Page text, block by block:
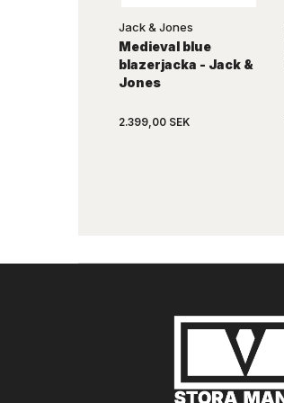
Jack & Jones
Medieval blue
blazerjacka - Jack &
Jones
2.399,00 SEK